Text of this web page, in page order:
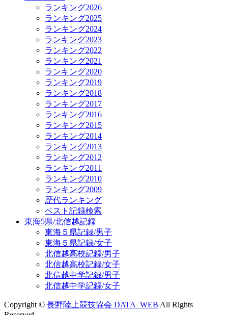
ランキング2026
ランキング2025
ランキング2024
ランキング2023
ランキング2022
ランキング2021
ランキング2020
ランキング2019
ランキング2018
ランキング2017
ランキング2016
ランキング2015
ランキング2014
ランキング2013
ランキング2012
ランキング2011
ランキング2010
ランキング2009
歴代ランキング
ベスト記録検索
東海5県/北信越記録
東海５県記録/男子
東海５県記録/女子
北信越高校記録/男子
北信越高校記録/女子
北信越中学記録/男子
北信越中学記録/女子
Copyright © 長野陸上競技協会 DATA_WEB All Rights